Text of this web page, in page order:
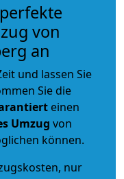
von
an
und lassen Sie
Sie die
einen
Umzug von
können.
nur